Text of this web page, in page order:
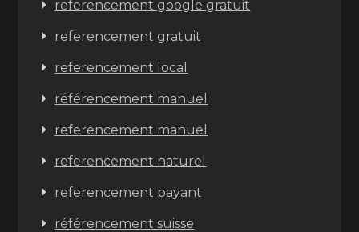
referencement google gratuit
referencement gratuit
referencement local
référencement manuel
referencement manuel
referencement naturel
referencement payant
référencement suisse